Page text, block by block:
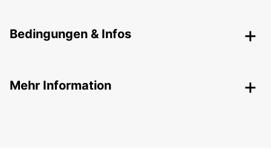
Bedingungen & Infos
Mehr Information